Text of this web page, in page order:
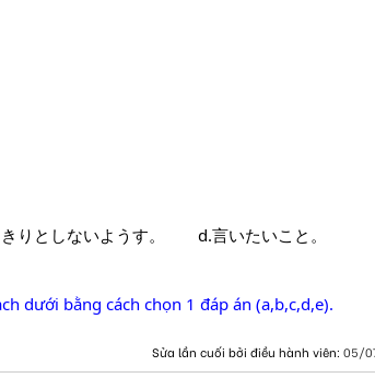
としないようす。 d.言いたいこと。
dưới bằng cách chọn 1 đáp án (a,b,c,d,e).
Sửa lần cuối bởi điều hành viên: 05/